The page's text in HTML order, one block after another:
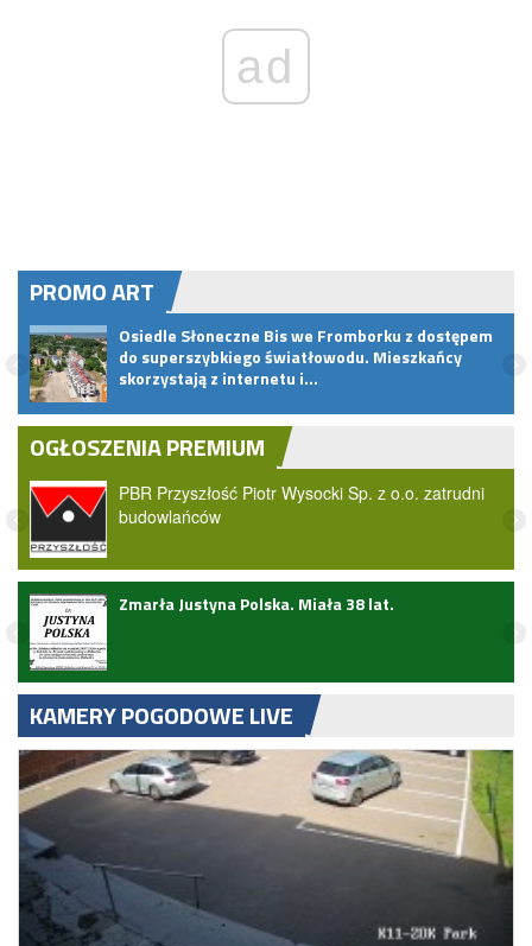
ad
PROMO ART
Osiedle Słoneczne Bis we Fromborku z dostępem
do superszybkiego światłowodu. Mieszkańcy
skorzystają z internetu i…
OGŁOSZENIA PREMIUM
PBR Przyszłość Piotr Wysocki Sp. z o.o. zatrudni
budowlańców
Zmarła Justyna Polska. Miała 38 lat.
KAMERY POGODOWE LIVE